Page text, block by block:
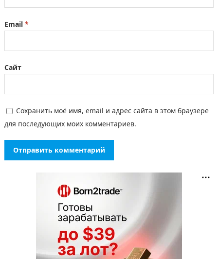
Email *
Сайт
Сохранить моё имя, email и адрес сайта в этом браузере
для последующих моих комментариев.